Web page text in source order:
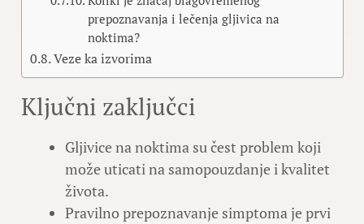
prepoznavanja i lečenja gljivica na
noktima?
Veze ka izvorima
Ključni zaključci
Gljivice na noktima su čest problem koji
može uticati na samopouzdanje i kvalitet
života.
Pravilno prepoznavanje simptoma je prvi